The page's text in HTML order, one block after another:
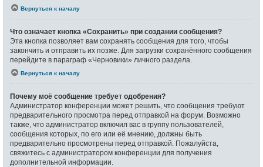
Вернуться к началу
Что означает кнопка «Сохранить» при создании сообщения?
Эта кнопка позволяет вам сохранять сообщения для того, чтобы
закончить и отправить их позже. Для загрузки сохранённого сообщения
перейдите в параграф «Черновики» личного раздела.
Вернуться к началу
Почему моё сообщение требует одобрения?
Администратор конференции может решить, что сообщения требуют
предварительного просмотра перед отправкой на форум. Возможно
также, что администратор включил вас в группу пользователей,
сообщения которых, по его или её мнению, должны быть
предварительно просмотрены перед отправкой. Пожалуйста,
свяжитесь с администратором конференции для получения
дополнительной информации.